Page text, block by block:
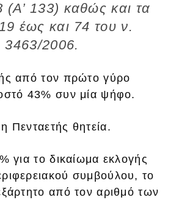
(Α’ 133) καθώς και τα
έως και 74 του ν.
3463/2006.
από τον πρώτο γύρο
43% συν μία ψήφο.
Πενταετής θητεία.
για το δικαίωμα εκλογής
συμβούλου, το
από τον αριθμό των